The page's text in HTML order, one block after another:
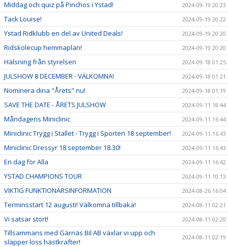
Middag och quiz på Pinchos i Ystad! 2024-09-19 20:23
Tack Louise! 2024-09-19 20:22
Ystad Ridklubb en del av United Deals! 2024-09-19 20:20
Ridskolecup hemmaplan! 2024-09-19 20:20
Hälsning från styrelsen 2024-09-18 01:25
JULSHOW 8 DECEMBER - VÄLKOMNA! 2024-09-18 01:21
Nominera dina "Årets" nu! 2024-09-18 01:19
SAVE THE DATE - ÅRETS JULSHOW 2024-09-11 18:44
Måndagens Miniclinic 2024-09-11 16:44
Miniclinic Trygg i Stallet - Trygg i Sporten 18 september! 2024-09-11 16:43
Miniclinic Dressyr 18 september 18.30! 2024-09-11 16:43
En dag för Alla 2024-09-11 16:42
YSTAD CHAMPIONS TOUR 2024-09-11 10:13
VIKTIG FUNKTIONÄRSINFORMATION 2024-08-26 16:04
Terminsstart 12 augusti! Välkomna tillbaka! 2024-08-11 02:21
Vi satsar stort! 2024-08-11 02:20
Tillsammans med Gärnäs Bil AB växlar vi upp och
släpper loss hästkrafter!
2024-08-11 02:19